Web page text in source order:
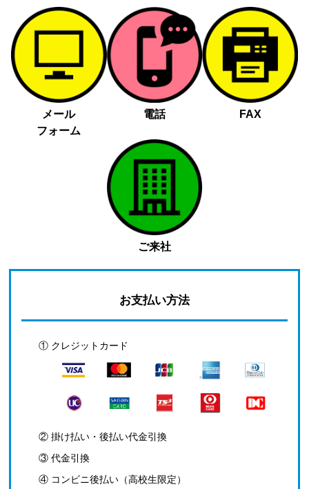
メール
フォーム
電話 FAX
ご来社
お支払い方法
① クレジットカード
② 掛け払い・後払い代金引換
③ 代金引換
④ コンビニ後払い（高校生限定）